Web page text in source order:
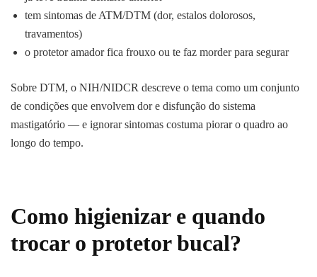
tem sintomas de ATM/DTM (dor, estalos dolorosos,
travamentos)
o protetor amador fica frouxo ou te faz morder para segurar
Sobre DTM, o NIH/NIDCR descreve o tema como um conjunto
de condições que envolvem dor e disfunção do sistema
mastigatório — e ignorar sintomas costuma piorar o quadro ao
longo do tempo.
Como higienizar e quando
trocar o protetor bucal?